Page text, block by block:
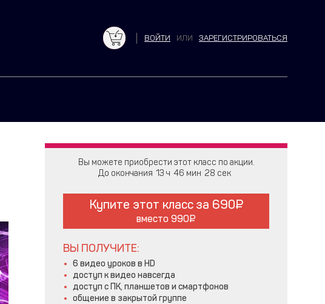
ВОЙТИ ИЛИ ЗАРЕГИСТРИРОВАТЬСЯ
Вы можете приобрести этот класс по акции.
До окончания 13 46 27
Купите этот класс за 690
вместо 990
ВЫ ПОЛУЧИТЕ:
6 видео уроков в HD
доступ к видео навсегда
доступ с ПК, планшетов и смартфонов
общение в закрытой группе